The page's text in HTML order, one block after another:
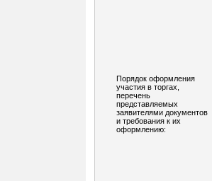
Порядок оформления
участия в торгах,
перечень
представляемых
заявителями документов
и требования к их
оформлению: